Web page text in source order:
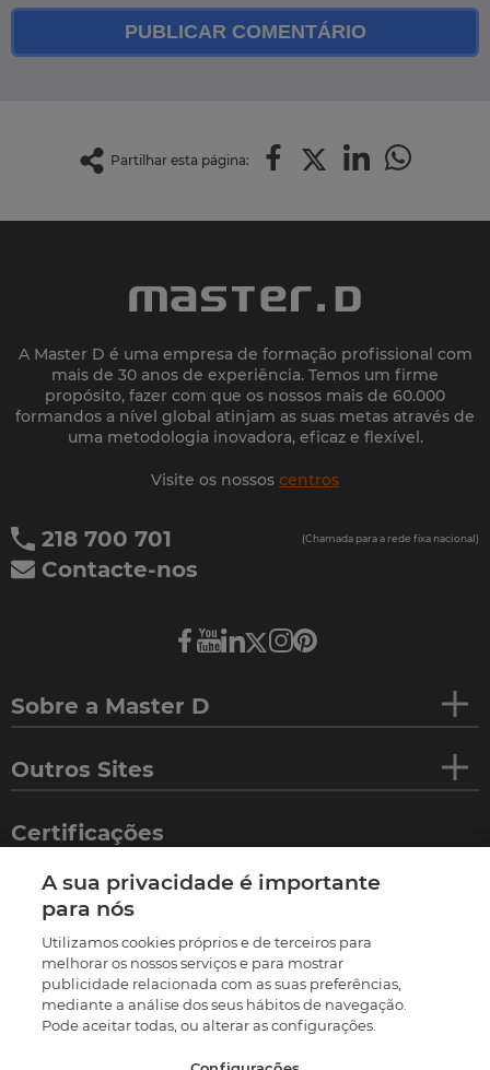
PUBLICAR COMENTÁRIO
Partilhar esta página:
A Master D é uma empresa de formação profissional com
mais de 30 anos de experiência. Temos um firme
propósito, fazer com que os nossos mais de 60.000
formandos a nível global atinjam as suas metas através de
uma metodologia inovadora, eficaz e flexível.
Visite os nossos centros
218 700 701 (Chamada para a rede fixa nacional)
Contacte-nos
Sobre a Master D
Outros Sites
Certificações
A sua privacidade é importante
para nós
Utilizamos cookies próprios e de terceiros para
melhorar os nossos serviços e para mostrar
publicidade relacionada com as suas preferências,
mediante a análise dos seus hábitos de navegação.
Pode aceitar todas, ou alterar as configurações.